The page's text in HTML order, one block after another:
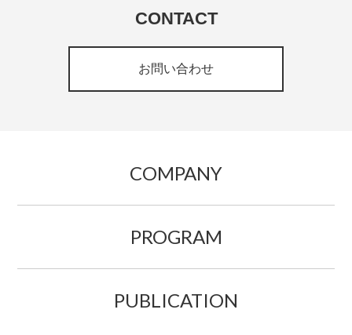
CONTACT
お問い合わせ
COMPANY
PROGRAM
PUBLICATION